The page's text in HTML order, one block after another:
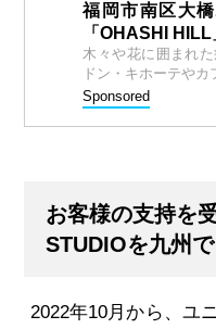
福岡市南区大
「OHASHI HILL
木々や花に囲まれ
ドン・キホーテやカ
Sponsored
お客様の支持を
STUDIOを九州
2022年10月から、ユ